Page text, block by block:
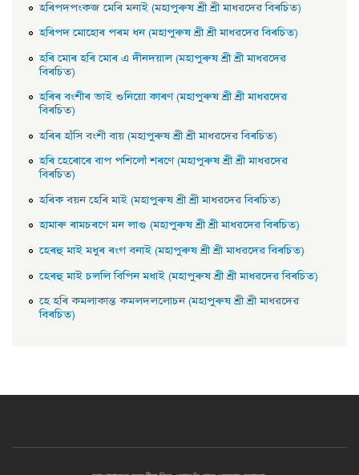
হৰিপদপংকজ মেৰি মনাই (মহাপুৰুষ শ্ৰী শ্ৰী মাধৱদেৱ বিৰচিত)
হৰিপদ মােহােৰ পৰম ধন (মহাপুৰুষ শ্ৰী শ্ৰী মাধৱদেৱ বিৰচিত)
হৰি মােৰ হৰি মােৰ এ দীনদয়াল (মহাপুৰুষ শ্ৰী শ্ৰী মাধৱদেৱ
বিৰচিত)
হৰিৰ বংশীৰ ভাই শুনিয়াে কাৰণ (মহাপুৰুষ শ্ৰী শ্ৰী মাধৱদেৱ
বিৰচিত)
হৰিৰ হাঁসি বংশী বায় (মহাপুৰুষ শ্ৰী শ্ৰী মাধৱদেৱ বিৰচিত)
হৰি হেৰােৰে বাপ পশিলোঁ শৰণে (মহাপুৰুষ শ্ৰী শ্ৰী মাধৱদেৱ
বিৰচিত)
হৰিক বয়ন হেৰি মাই (মহাপুৰুষ শ্ৰী শ্ৰী মাধৱদেৱ বিৰচিত)
হামাৰু ৰামচৰণে মন লাগু (মহাপুৰুষ শ্ৰী শ্ৰী মাধৱদেৱ বিৰচিত)
হেৰহু মাই মধুৰ ৰংগ বনাই (মহাপুৰুষ শ্ৰী শ্ৰী মাধৱদেৱ বিৰচিত)
হেৰহু মাই চললি বিপিন মধাই (মহাপুৰুষ শ্ৰী শ্ৰী মাধৱদেৱ বিৰচিত)
হে হৰি কমলাকান্ত কমলদললােচন (মহাপুৰুষ শ্ৰী শ্ৰী মাধৱদেৱ
বিৰচিত)